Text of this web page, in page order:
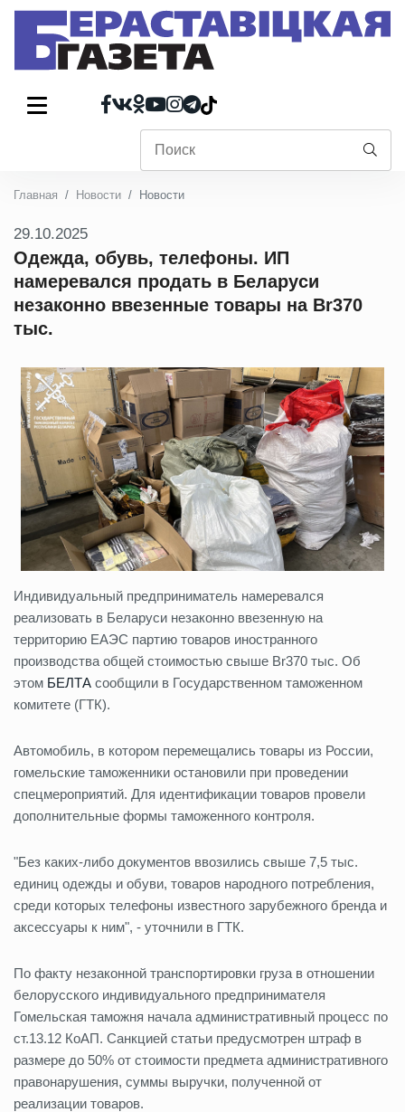
Главная Новости Новости
29.10.2025
Одежда, обувь, телефоны. ИП
намеревался продать в Беларуси
незаконно ввезенные товары на Br370
тыс.
Индивидуальный предприниматель намеревался
реализовать в Беларуси незаконно ввезенную на
территорию ЕАЭС партию товаров иностранного
производства общей стоимостью свыше Br370 тыс. Об
этом БЕЛТА сообщили в Государственном таможенном
комитете (ГТК).
Автомобиль, в котором перемещались товары из России,
гомельские таможенники остановили при проведении
спецмероприятий. Для идентификации товаров провели
дополнительные формы таможенного контроля.
"Без каких-либо документов ввозились свыше 7,5 тыс.
единиц одежды и обуви, товаров народного потребления,
среди которых телефоны известного зарубежного бренда и
аксессуары к ним", - уточнили в ГТК.
По факту незаконной транспортировки груза в отношении
белорусского индивидуального предпринимателя
Гомельская таможня начала административный процесс по
ст.13.12 КоАП. Санкцией статьи предусмотрен штраф в
размере до 50% от стоимости предмета административного
правонарушения, суммы выручки, полученной от
реализации товаров.